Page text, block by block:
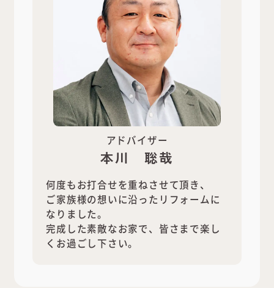
アドバイザー
本川 聡哉
何度もお打合せを重ねさせて頂き、
ご家族様の想いに沿ったリフォームに
なりました。
完成した素敵なお家で、皆さまで楽し
くお過ごし下さい。